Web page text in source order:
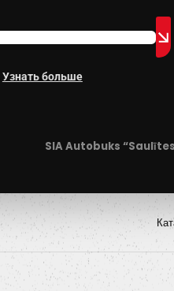
Узнать больше
SIA Autobuks